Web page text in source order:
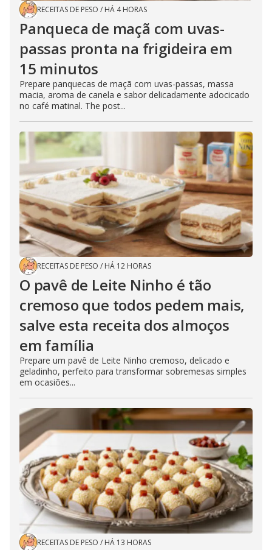
RECEITAS DE PESO / HÁ 4 HORAS
Panqueca de maçã com uvas-
passas pronta na frigideira em
15 minutos
Prepare panquecas de maçã com uvas-passas, massa
macia, aroma de canela e sabor delicadamente adocicado
no café matinal. The post...
RECEITAS DE PESO / HÁ 12 HORAS
O pavê de Leite Ninho é tão
cremoso que todos pedem mais,
salve esta receita dos almoços
em família
Prepare um pavê de Leite Ninho cremoso, delicado e
geladinho, perfeito para transformar sobremesas simples
em ocasiões...
RECEITAS DE PESO / HÁ 13 HORAS